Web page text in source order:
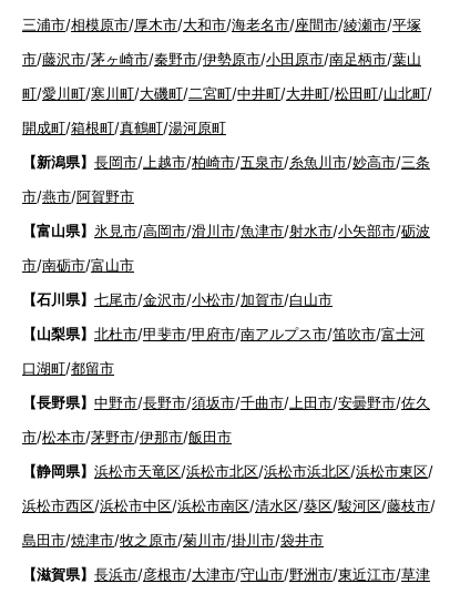
三浦市/相模原市/厚木市/大和市/海老名市/座間市/綾瀬市/平塚
市/藤沢市/茅ヶ崎市/秦野市/伊勢原市/小田原市/南足柄市/葉山
町/愛川町/寒川町/大磯町/二宮町/中井町/大井町/松田町/山北町/
開成町/箱根町/真鶴町/湯河原町
【新潟県】 長岡市/ 上越市/柏崎市/五泉市/糸魚川市/妙高市/三条
市/燕市/阿賀野市
【富山県】 氷見市/高岡市/滑川市/魚津市/射水市/小矢部市/砺波
市/南砺市/富山市
【石川県】 七尾市/金沢市/小松市/加賀市/白山市
【山梨県】 北杜市/甲斐市/甲府市/南アルプス市/笛吹市/富士河
口湖町/都留市
【長野県】 中野市/長野市/須坂市/千曲市/ 上田市/安曇野市/佐久
市/松本市/茅野市/伊那市/飯田市
【静岡県】 浜松市天竜区/浜松市北区/浜松市浜北区/浜松市東区/
浜松市西区/浜松市中区/浜松市南区/清水区/葵区/駿河区/藤枝市/
島田市/焼津市/牧之原市/菊川市/掛川市/袋井市
【滋賀県】 長浜市/彦根市/大津市/守山市/野洲市/東近江市/草津